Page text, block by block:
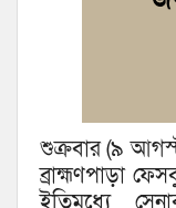
শুক্রবার (৯
ব্রাহ্মণপাড়া